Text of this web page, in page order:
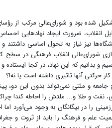
شده بود و شورای‌عالی مرکب از
انقلاب، ضرورت ایجاد نهادهایی
نیز نیاز به تحول اساسی داشتند
شورای‌عالی انقلاب فرهنگی در سطح
دارد بپرسیم و بدانیم که این نهاد، در کجا
حرکتی آنها تاثیری داشته است یا نه!؟
جامعه و ملتی نمی‌تواند بدون این دو،
نفت و طلا و... ملتش را احاطه کند!
را در بیگانگان به وجود می‌آورد اما
علم و فرهنگ را باید از ثروت و